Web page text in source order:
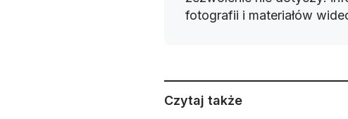
fotografii i materiałów
Czytaj także